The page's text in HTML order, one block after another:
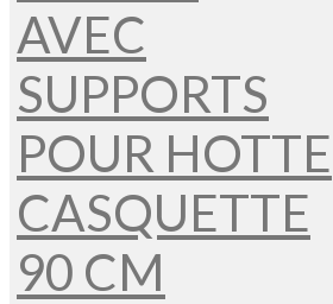
AVEC
SUPPORTS
POUR HOTTE
CASQUETTE
90 CM